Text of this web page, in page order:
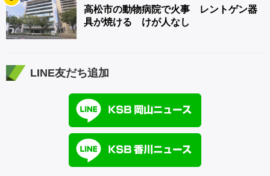
高松市の動物病院で火事 レントゲン器
具が焼ける けが人なし
LINE友だち追加